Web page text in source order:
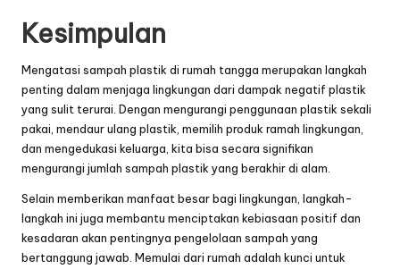
Kesimpulan
Mengatasi sampah plastik di rumah tangga merupakan langkah
penting dalam menjaga lingkungan dari dampak negatif plastik
yang sulit terurai. Dengan mengurangi penggunaan plastik sekali
pakai, mendaur ulang plastik, memilih produk ramah lingkungan,
dan mengedukasi keluarga, kita bisa secara signifikan
mengurangi jumlah sampah plastik yang berakhir di alam.
Selain memberikan manfaat besar bagi lingkungan, langkah-
langkah ini juga membantu menciptakan kebiasaan positif dan
kesadaran akan pentingnya pengelolaan sampah yang
bertanggung jawab. Memulai dari rumah adalah kunci untuk